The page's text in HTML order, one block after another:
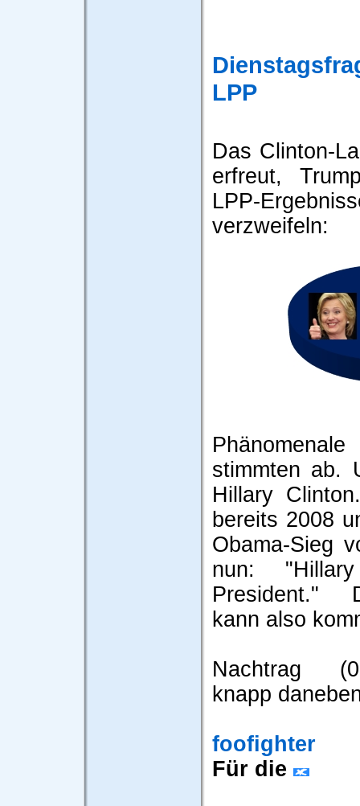
LPP
Das Clinton-
erfreut,
LPP-
verzweifeln:
stimmten ab.
Hillary
bereits 2008
Obama-Sieg
nun:
President."
kann also
Nachtrag
knapp
foofighter
Für die